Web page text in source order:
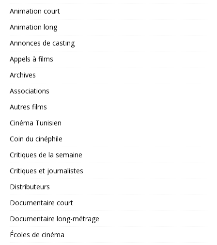
Animation court
Animation long
Annonces de casting
Appels à films
Archives
Associations
Autres films
Cinéma Tunisien
Coin du cinéphile
Critiques de la semaine
Critiques et journalistes
Distributeurs
Documentaire court
Documentaire long-métrage
Écoles de cinéma